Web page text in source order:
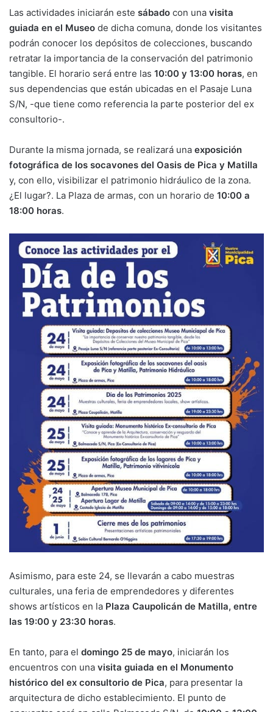
Las actividades iniciarán este sábado con una visita
guiada en el Museo de dicha comuna, donde los visitantes
podrán conocer los depósitos de colecciones, buscando
retratar la importancia de la conservación del patrimonio
tangible. El horario será entre las 10:00 y 13:00 horas, en
sus dependencias que están ubicadas en el Pasaje Luna
S/N, -que tiene como referencia la parte posterior del ex
consultorio-.
Durante la misma jornada, se realizará una exposición
fotográfica de los socavones del Oasis de Pica y Matilla
y, con ello, visibilizar el patrimonio hidráulico de la zona.
¿El lugar?. La Plaza de armas, con un horario de 10:00 a
18:00 horas.
Asimismo, para este 24, se llevarán a cabo muestras
culturales, una feria de emprendedores y diferentes
shows artísticos en la Plaza Caupolicán de Matilla, entre
las 19:00 y 23:30 horas.
En tanto, para el domingo 25 de mayo, iniciarán los
encuentros con una visita guiada en el Monumento
histórico del ex consultorio de Pica, para presentar la
arquitectura de dicho establecimiento. El punto de